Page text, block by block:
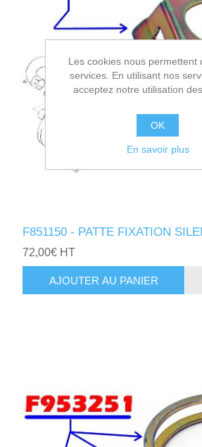
F851150 - PATTE FIXATION
72,00€ HT
AJOUTER AU PANIER
Les cookies nous permettent
services. En utilisant nos
acceptez notre utilisation
OK
En savoir plus